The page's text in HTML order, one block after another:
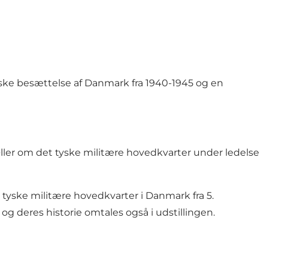
besættelse af Danmark fra 1940-1945 og en
om det tyske militære hovedkvarter under ledelse
militære hovedkvarter i Danmark fra 5.
deres historie omtales også i udstillingen.